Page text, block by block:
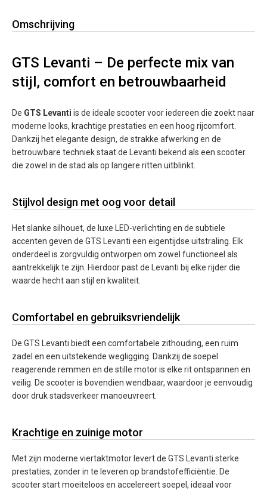
Omschrijving
GTS Levanti – De perfecte mix van
stijl, comfort en betrouwbaarheid
De GTS Levanti is de ideale scooter voor iedereen die zoekt naar
moderne looks, krachtige prestaties en een hoog rijcomfort.
Dankzij het elegante design, de strakke afwerking en de
betrouwbare techniek staat de Levanti bekend als een scooter
die zowel in de stad als op langere ritten uitblinkt.
Stijlvol design met oog voor detail
Het slanke silhouet, de luxe LED-verlichting en de subtiele
accenten geven de GTS Levanti een eigentijdse uitstraling. Elk
onderdeel is zorgvuldig ontworpen om zowel functioneel als
aantrekkelijk te zijn. Hierdoor past de Levanti bij elke rijder die
waarde hecht aan stijl en kwaliteit.
Comfortabel en gebruiksvriendelijk
De GTS Levanti biedt een comfortabele zithouding, een ruim
zadel en een uitstekende wegligging. Dankzij de soepel
reagerende remmen en de stille motor is elke rit ontspannen en
veilig. De scooter is bovendien wendbaar, waardoor je eenvoudig
door druk stadsverkeer manoeuvreert.
Krachtige en zuinige motor
Met zijn moderne viertaktmotor levert de GTS Levanti sterke
prestaties, zonder in te leveren op brandstofefficiëntie. De
scooter start moeiteloos en accelereert soepel, ideaal voor